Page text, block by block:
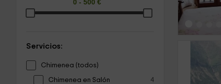
Servicios:
Chimenea (todos)
Chimenea en Salón 4